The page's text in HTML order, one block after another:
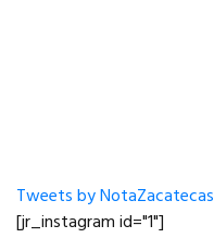
Tweets by NotaZacatecas
[jr_instagram id="1"]